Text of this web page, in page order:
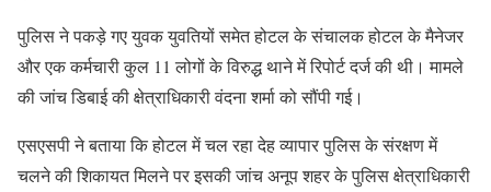
पुलिस ने पकड़े गए युवक युवतियों समेत होटल के संचालक होटल के मैनेजर
और एक कर्मचारी कुल 11 लोगों के विरुद्ध थाने में रिपोर्ट दर्ज की थी। मामले
की जांच डिबाई की क्षेत्राधिकारी वंदना शर्मा को सौंपी गई।
एसएसपी ने बताया कि होटल में चल रहा देह व्यापार पुलिस के संरक्षण में
चलने की शिकायत मिलने पर इसकी जांच अनूप शहर के पुलिस क्षेत्राधिकारी